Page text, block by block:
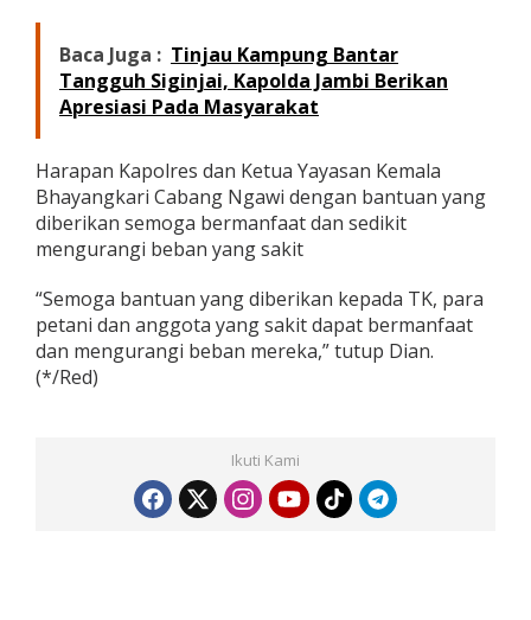
Baca Juga : Tinjau Kampung Bantar
Tangguh Siginjai, Kapolda Jambi Berikan
Apresiasi Pada Masyarakat
Harapan Kapolres dan Ketua Yayasan Kemala
Bhayangkari Cabang Ngawi dengan bantuan yang
diberikan semoga bermanfaat dan sedikit
mengurangi beban yang sakit
“Semoga bantuan yang diberikan kepada TK, para
petani dan anggota yang sakit dapat bermanfaat
dan mengurangi beban mereka,” tutup Dian.
(*/Red)
Ikuti Kami